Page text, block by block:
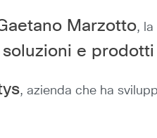
Marzotto, la
soluzioni e
, azienda che ha